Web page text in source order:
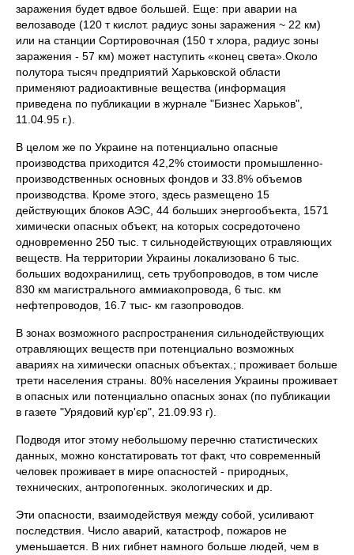
заражения будет вдвое большей. Еще: при аварии на
велозаводе (120 т кислот. радиус зоны заражения ~ 22 км)
или на станции Сортировочная (150 т хлора, радиус зоны
заражения - 57 км) может наступить «конец света».Около
полутора тысяч предприятий Харьковской области
применяют радиоактивные вещества (информация
приведена по публикации в журнале "Бизнес Харьков",
11.04.95 г.).
В целом же по Украине на потенциально опасные
производства приходится 42,2% стоимости промышленно-
производственных основных фондов и 33.8% объемов
производства. Кроме этого, здесь размещено 15
действующих блоков АЭС, 44 больших энергообъекта, 1571
химически опасных объект, на которых сосредоточено
одновременно 250 тыс. т сильнодействующих отравляющих
веществ. На территории Украины локализовано 6 тыс.
больших водохранилищ, сеть трубопроводов, в том числе
830 км магистрального аммиакопровода, 6 тыс. км
нефтепроводов, 16.7 тыс- км газопроводов.
В зонах возможного распространения сильнодействующих
отравляющих веществ при потенциально возможных
авариях на химически опасных объектах.; проживает больше
трети населения страны. 80% населения Украины проживает
в опасных или потенциально опасных зонах (по публикации
в газете "Урядовий кур'єр", 21.09.93 г).
Подводя итог этому небольшому перечню статистических
данных, можно констатировать тот факт, что современный
человек проживает в мире опасностей - природных,
технических, антропогенных. экологических и др.
Эти опасности, взаимодействуя между собой, усиливают
последствия. Число аварий, катастроф, пожаров не
уменьшается. В них гибнет намного больше людей, чем в